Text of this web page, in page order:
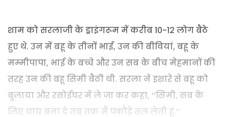
शाम को सरलाजी के ड्राइंगरूम में करीब 10-12 लोग बैठे
हुए थे. उन में बहू के तीनों भाई, उन की बीवियां, बहू के
मम्मीपापा, भाई के बच्चे और उन सब के बीच मेहमानों की
तरह उन की बहू सिमी बैठी थी. सरला ने इशारे से बहू को
बुलाया और रसोईघर में ले जा कर कहा, ‘‘सिमी, सब के
लिए चाय बना दे तब तक मैं पकौड़े तल लेती हूं.’’